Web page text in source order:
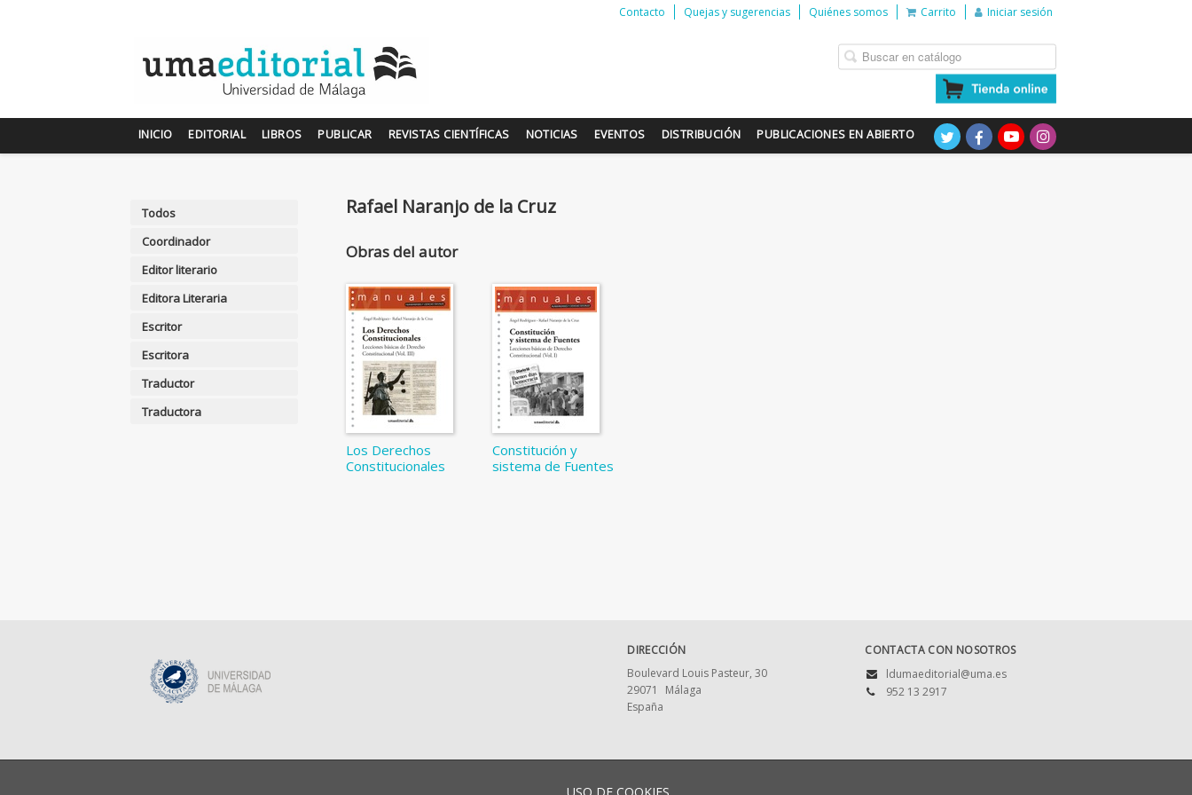
Contacto Quejas y sugerencias Quiénes somos Carrito Iniciar sesión
INICIO EDITORIAL LIBROS PUBLICAR REVISTAS CIENTÍFICAS NOTICIAS EVENTOS DISTRIBUCIÓN PUBLICACIONES EN ABIERTO
Todos
Coordinador
Editor literario
Editora Literaria
Escritor
Escritora
Traductor
Traductora
Rafael Naranjo de la Cruz
Obras del autor
Los Derechos
Constitucionales
Constitución y
sistema de Fuentes
DIRECCIÓN
Boulevard Louis Pasteur, 30
29071
Málaga
España
CONTACTA CON NOSOTROS
ldumaeditorial@uma.es
952 13 2917